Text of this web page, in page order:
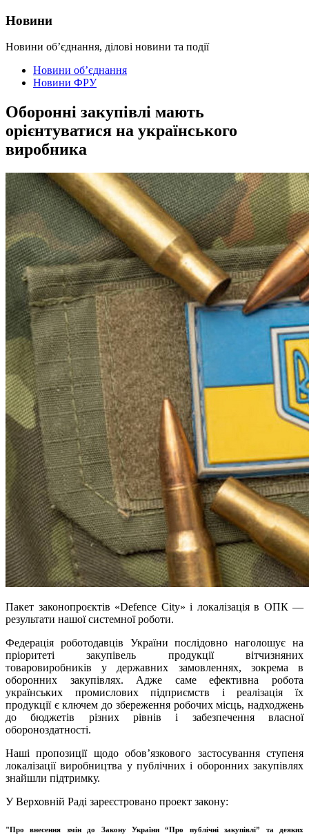
Новини
Новини об’єднання, ділові новини та події
Новини об’єднання
Новини ФРУ
Оборонні закупівлі мають
орієнтуватися на українського
виробника
Пакет законопроєктів «Defence City» і локалізація в ОПК —
результати нашої системної роботи.
Федерація роботодавців України послідовно наголошує на
пріоритеті закупівель продукції вітчизняних
товаровиробників у державних замовленнях, зокрема в
оборонних закупівлях. Адже саме ефективна робота
українських промислових підприємств і реалізація їх
продукції є ключем до збереження робочих місць, надходжень
до бюджетів різних рівнів і забезпечення власної
обороноздатності.
Наші пропозиції щодо обов’язкового застосування ступеня
локалізації виробництва у публічних і оборонних закупівлях
знайшли підтримку.
У Верховній Раді зареєстровано проект закону:
"Про внесення змін до Закону України “Про публічні закупівлі” та деяких